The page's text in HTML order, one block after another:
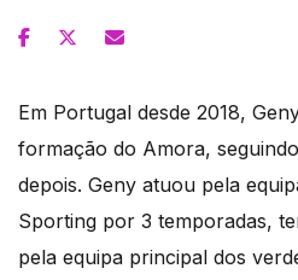
Em Portugal desde 2018,
formação do Amora,
depois. Geny atuou pela
Sporting por 3 temporadas,
pela equipa principal dos